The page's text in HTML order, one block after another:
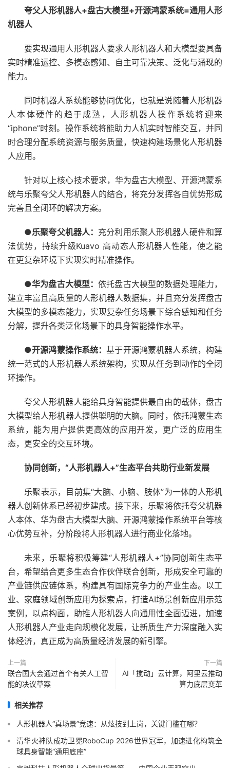
夸父人形机器人+盘古大模型+开源鸿蒙系统=通用人形
机器人
要实现通用人形机器人要求人形机器人和大模型要具备
实时精准运控、多模态感知、自主可靠决策、泛化与涌现的
能力。
同时机器人系统能够协同优化，也就是说随着人形机器
人本体硬件的趋于成熟，人形机器人操作系统将迎来
“iphone”时刻。操作系统将能助力人机实时智能交互，并同
时合理分配系统资源与服务质量，快速构建场景化人形机器
人应用。
针对以上核心技术要求，华为盘古大模型、开源鸿蒙系
统与乐聚夸父人形机器人的结合，将充分发挥各自优势形成
完善且全闭环的解决方案。
●乐聚夸父机器人： 充分利用乐聚人形机器人硬件和算
法优势，持续升级Kuavo 高动态人形机器人性能，使之能
在更复杂环境下实现实时精准操作。
●华为盘古大模型：依托盘古大模型的数据处理能力，
建立丰富且高质量的人形机器人数据集，并且充分发挥盘古
大模型的多模态能力，实现复杂任务场景下综合感知和任务
分解，提升各类泛化场景下的具身智能操作水平。
●开源鸿蒙操作系统：基于开源鸿蒙机器人系统，构建
统一范式的人形机器人系统架构，实现从任务到动作的全闭
环操作。
夸父人形机器人能给具身智能提供最自由的载体，盘古
大模型给人形机器人提供聪明的大脑。同时，依托鸿蒙生态
系统，能为用户提供更高效的应用开发，更广泛的应用生
态，更安全的交互环境。
协同创新，“人形机器人+”生态平台共助行业新发展
乐聚表示，目前集“大脑、小脑、肢体”为一体的人形机
器人创新体系已经初步建成。接下来，乐聚将依托夸父机器
人本体、华为盘古大模型大脑、开源鸿蒙操作系统平台等核
心优势互补，分阶段将人形机器人进行商业化落地。
未来，乐聚将积极筹建“人形机器人+”协同创新生态平
台，希望结合更多生态合作伙伴联合创新，形成安全可靠的
产业链供应链体系，构建具有国际竞争力的产业生态。以工
业、家庭领域创新应用为探索点，打造AI场景创新应用示范
案例，以点构面，助推人形机器人向通用性全面迈进，加速
人形机器人产业走向规模化发展，让新质生产力深度融入实
体经济，真正成为高质量经济发展的新引擎。
上一篇
联合国大会通过首个有关人工智
能的决议草案
下一篇
AI「搅动」云计算，阿里云推动
算力底层变革
相关推荐
人形机器人“真场景”竞速：从炫技到上岗，关键门槛在哪？
清华火神队成功卫冕RoboCup 2026世界冠军，加速进化构筑全
球具身智能“通用底座”